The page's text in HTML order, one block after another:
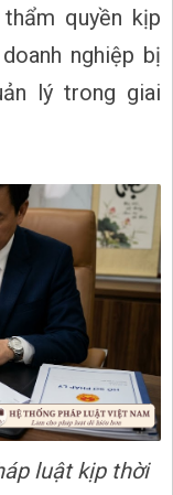
quyền kịp
nghiệp bị
lý trong giai
luật kịp thời